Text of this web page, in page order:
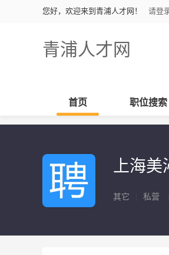
您好，欢迎来到青浦人才网！ 请登
青浦人才网
首页 职位搜索
上海
其它 私营